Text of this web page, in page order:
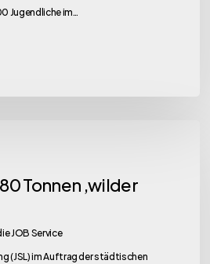
Jugendliche im…
Tonnen ‚wilder
JOB Service
(JSL) im Auftrag der städtischen